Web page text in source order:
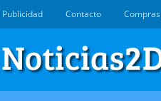
Publicidad Contacto